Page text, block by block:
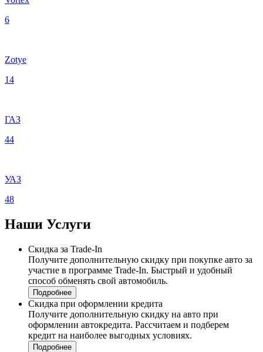
6
Zotye
14
ГАЗ
44
УАЗ
48
Наши Услуги
Скидка за Trade-In
Получите дополнительную скидку при покупке авто за
участие в программе Trade-In. Быстрый и удобный
способ обменять свой автомобиль.
Подробнее
Скидка при оформлении кредита
Получите дополнительную скидку на авто при
оформлении автокредита. Рассчитаем и подберем
кредит на наиболее выгодных условиях.
Подробнее